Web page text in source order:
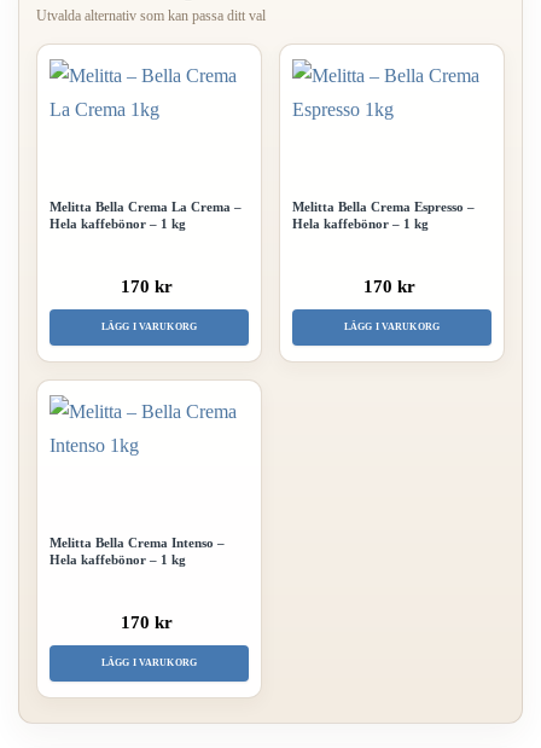
Melitta Bella Crema La Crema –
Hela kaffebönor – 1 kg
170 kr
LÄGG I VARUKORG
Melitta Bella Crema Espresso –
Hela kaffebönor – 1 kg
170 kr
LÄGG I VARUKORG
Melitta Bella Crema Intenso –
Hela kaffebönor – 1 kg
170 kr
LÄGG I VARUKORG